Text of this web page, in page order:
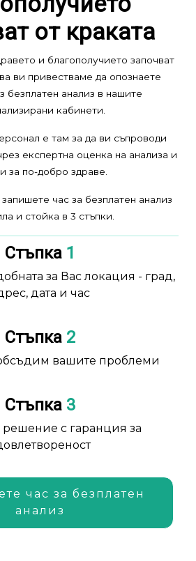
от краката
и благополучието започват
ви привестваме да опознаете
безплатен анализ в нашите
кабинети.
е там за да ви съпроводи
експертна оценка на анализа и
за по-добро здраве.
час за безплатен анализ
и стойка в 3 стъпки.
Стъпка1
за Вас локация - град,
дата и час
Стъпка2
вашите проблеми
Стъпка3
с гаранция за
час за безплатен
анализ